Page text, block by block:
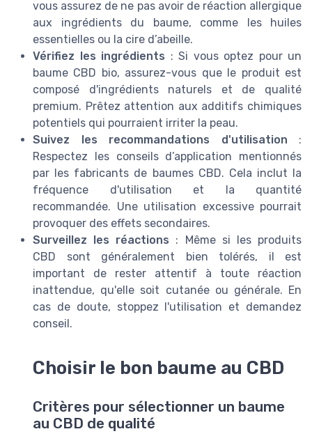
vous assurez de ne pas avoir de réaction allergique
aux ingrédients du baume, comme les huiles
essentielles ou la cire d’abeille.
Vérifiez les ingrédients : Si vous optez pour un
baume CBD bio, assurez-vous que le produit est
composé d'ingrédients naturels et de qualité
premium. Prêtez attention aux additifs chimiques
potentiels qui pourraient irriter la peau.
Suivez les recommandations d'utilisation :
Respectez les conseils d’application mentionnés
par les fabricants de baumes CBD. Cela inclut la
fréquence d'utilisation et la quantité
recommandée. Une utilisation excessive pourrait
provoquer des effets secondaires.
Surveillez les réactions : Même si les produits
CBD sont généralement bien tolérés, il est
important de rester attentif à toute réaction
inattendue, qu'elle soit cutanée ou générale. En
cas de doute, stoppez l'utilisation et demandez
conseil.
Choisir le bon baume au CBD
Critères pour sélectionner un baume
au CBD de qualité